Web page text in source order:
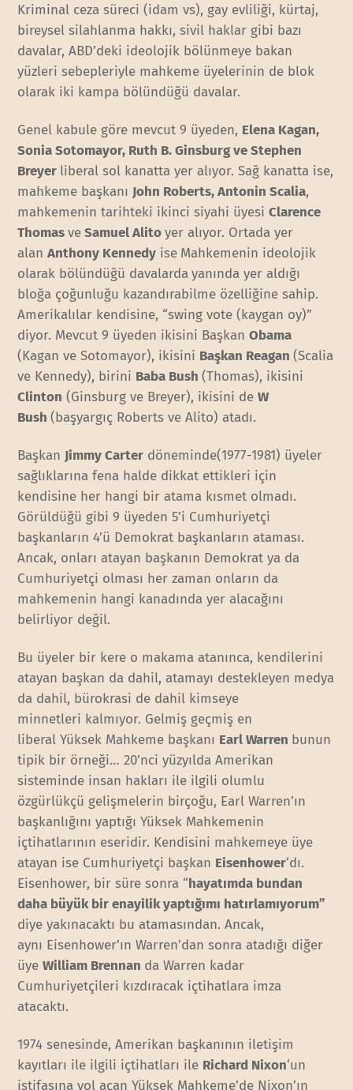
Kriminal ceza süreci (idam vs), gay evliliği, kürtaj,
bireysel silahlanma hakkı, sivil haklar gibi bazı
davalar, ABD’deki ideolojik bölünmeye bakan
yüzleri sebepleriyle mahkeme üyelerinin de blok
olarak iki kampa bölündüğü davalar.
Genel kabule göre mevcut 9 üyeden, Elena Kagan,
Sonia Sotomayor, Ruth B. Ginsburg ve Stephen
Breyer liberal sol kanatta yer alıyor. Sağ kanatta ise,
mahkeme başkanı John Roberts, Antonin Scalia,
mahkemenin tarihteki ikinci siyahi üyesiClarence
ThomasveSamuel Alitoyer alıyor. Ortada yer
alanAnthony Kennedy ise Mahkemenin ideolojik
olarak bölündüğü davalarda yanında yer aldığı
bloğa çoğunluğu kazandırabilme özelliğine sahip.
Amerikalılar kendisine, “swing vote (kaygan oy)”
diyor. Mevcut 9 üyeden ikisini BaşkanObama
(Kagan ve Sotomayor), ikisini Başkan Reagan(Scalia
ve Kennedy), birini Baba Bush(Thomas), ikisini
Clinton (Ginsburg ve Breyer), ikisini deW
Bush(başyargıç Roberts ve Alito) atadı.
Başkan Jimmy Carter döneminde(1977-1981) üyeler
sağlıklarına fena halde dikkat ettikleri için
kendisine her hangi bir atama kısmet olmadı.
Görüldüğü gibi 9 üyeden 5’i Cumhuriyetçi
başkanların 4’ü Demokrat başkanların ataması.
Ancak, onları atayan başkanın Demokrat ya da
Cumhuriyetçi olması her zaman onların da
mahkemenin hangi kanadında yer alacağını
belirliyor değil.
Bu üyeler bir kere o makama atanınca, kendilerini
atayan başkan da dahil, atamayı destekleyen medya
da dahil, bürokrasi de dahil kimseye
minnetleri kalmıyor. Gelmiş geçmiş en
liberal Yüksek Mahkeme başkanı Earl Warren bunun
tipik bir örneği… 20’nci yüzyılda Amerikan
sisteminde insan hakları ile ilgili olumlu
özgürlükçü gelişmelerin birçoğu, Earl Warren’ın
başkanlığını yaptığı Yüksek Mahkemenin
içtihatlarının eseridir. Kendisini mahkemeye üye
atayan ise Cumhuriyetçi başkan Eisenhower‘dı.
Eisenhower, bir süre sonra “hayatımda bundan
daha büyük bir enayilik yaptığımı hatırlamıyorum”
diye yakınacaktı bu atamasından. Ancak,
aynı Eisenhower’ın Warren’dan sonra atadığı diğer
üyeWilliam Brennan da Warren kadar
Cumhuriyetçileri kızdıracak içtihatlara imza
atacaktı.
1974 senesinde, Amerikan başkanının iletişim
kayıtları ile ilgili içtihatları ile Richard Nixon‘un
istifasına yol açan Yüksek Mahkeme’de Nixon’ın